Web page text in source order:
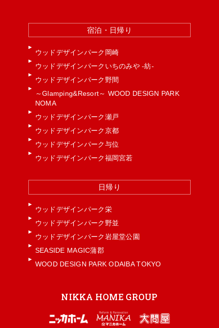
宿泊・日帰り
ウッドデザインパーク岡崎
ウッドデザインパークいちのみや -紡-
ウッドデザインパーク野間
～Glamping&Resort～ WOOD DESIGN PARK
NOMA
ウッドデザインパーク瀬戸
ウッドデザインパーク京都
ウッドデザインパーク与位
ウッドデザインパーク福岡宮若
日帰り
ウッドデザインパーク栄
ウッドデザインパーク野並
ウッドデザインパーク岩屋堂公園
SEASIDE MAGIC蒲郡
WOOD DESIGN PARK ODAIBA TOKYO
NIKKA HOME GROUP